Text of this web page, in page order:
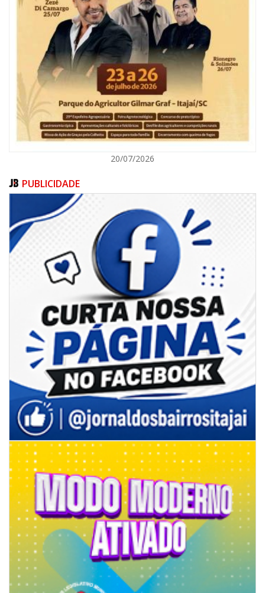
09/08/2026 | 07:00
Painel NIMOB 2026 reúne as principais lideranças para debater o futuro
econômico e imobiliário de Itajaí
BALNEÁRIO CAMBORIÚ
09/08/2026 | 07:00
Projeto BC em Traços está com inscrições abertas
ITAJAÍ
20/07/2026
PUBLICIDADE